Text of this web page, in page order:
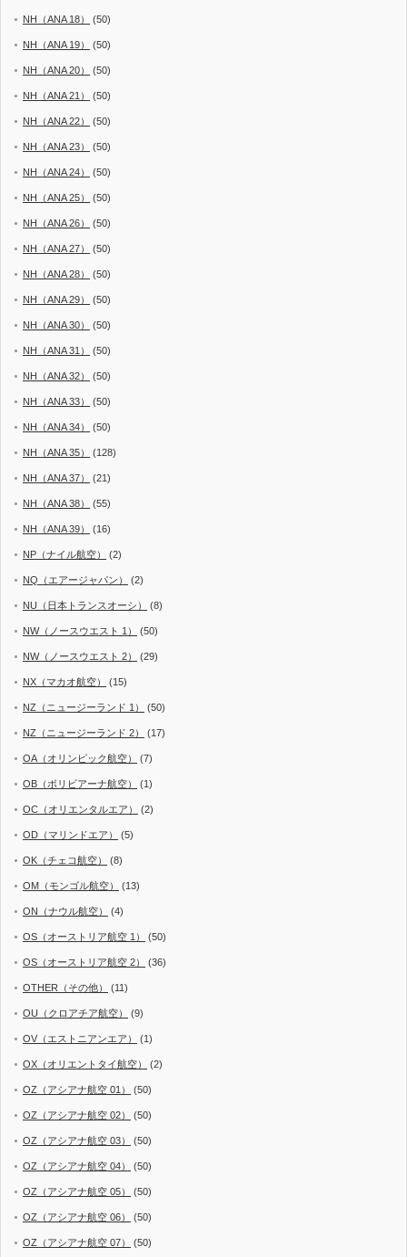
NH（ANA 18） (50)
NH（ANA 19） (50)
NH（ANA 20） (50)
NH（ANA 21） (50)
NH（ANA 22） (50)
NH（ANA 23） (50)
NH（ANA 24） (50)
NH（ANA 25） (50)
NH（ANA 26） (50)
NH（ANA 27） (50)
NH（ANA 28） (50)
NH（ANA 29） (50)
NH（ANA 30） (50)
NH（ANA 31） (50)
NH（ANA 32） (50)
NH（ANA 33） (50)
NH（ANA 34） (50)
NH（ANA 35） (128)
NH（ANA 37） (21)
NH（ANA 38） (55)
NH（ANA 39） (16)
NP（ナイル航空） (2)
NQ（エアージャパン） (2)
NU（日本トランスオーシ） (8)
NW（ノースウエスト 1） (50)
NW（ノースウエスト 2） (29)
NX（マカオ航空） (15)
NZ（ニュージーランド 1） (50)
NZ（ニュージーランド 2） (17)
OA（オリンピック航空） (7)
OB（ボリビアーナ航空） (1)
OC（オリエンタルエア） (2)
OD（マリンドエア） (5)
OK（チェコ航空） (8)
OM（モンゴル航空） (13)
ON（ナウル航空） (4)
OS（オーストリア航空 1） (50)
OS（オーストリア航空 2） (36)
OTHER（その他） (11)
OU（クロアチア航空） (9)
OV（エストニアンエア） (1)
OX（オリエントタイ航空） (2)
OZ（アシアナ航空 01） (50)
OZ（アシアナ航空 02） (50)
OZ（アシアナ航空 03） (50)
OZ（アシアナ航空 04） (50)
OZ（アシアナ航空 05） (50)
OZ（アシアナ航空 06） (50)
OZ（アシアナ航空 07） (50)